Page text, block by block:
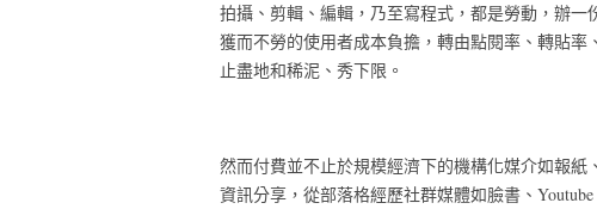
拍攝、剪輯、編輯，乃至寫程式，都是勞動，辦
獲而不勞的使用者成本負擔，轉由點閱率、轉貼
止盡地和稀泥、秀下限。
然而付費並不止於規模經濟下的機構化媒介如報紙
資訊分享，從部落格經歷社群媒體如臉書、